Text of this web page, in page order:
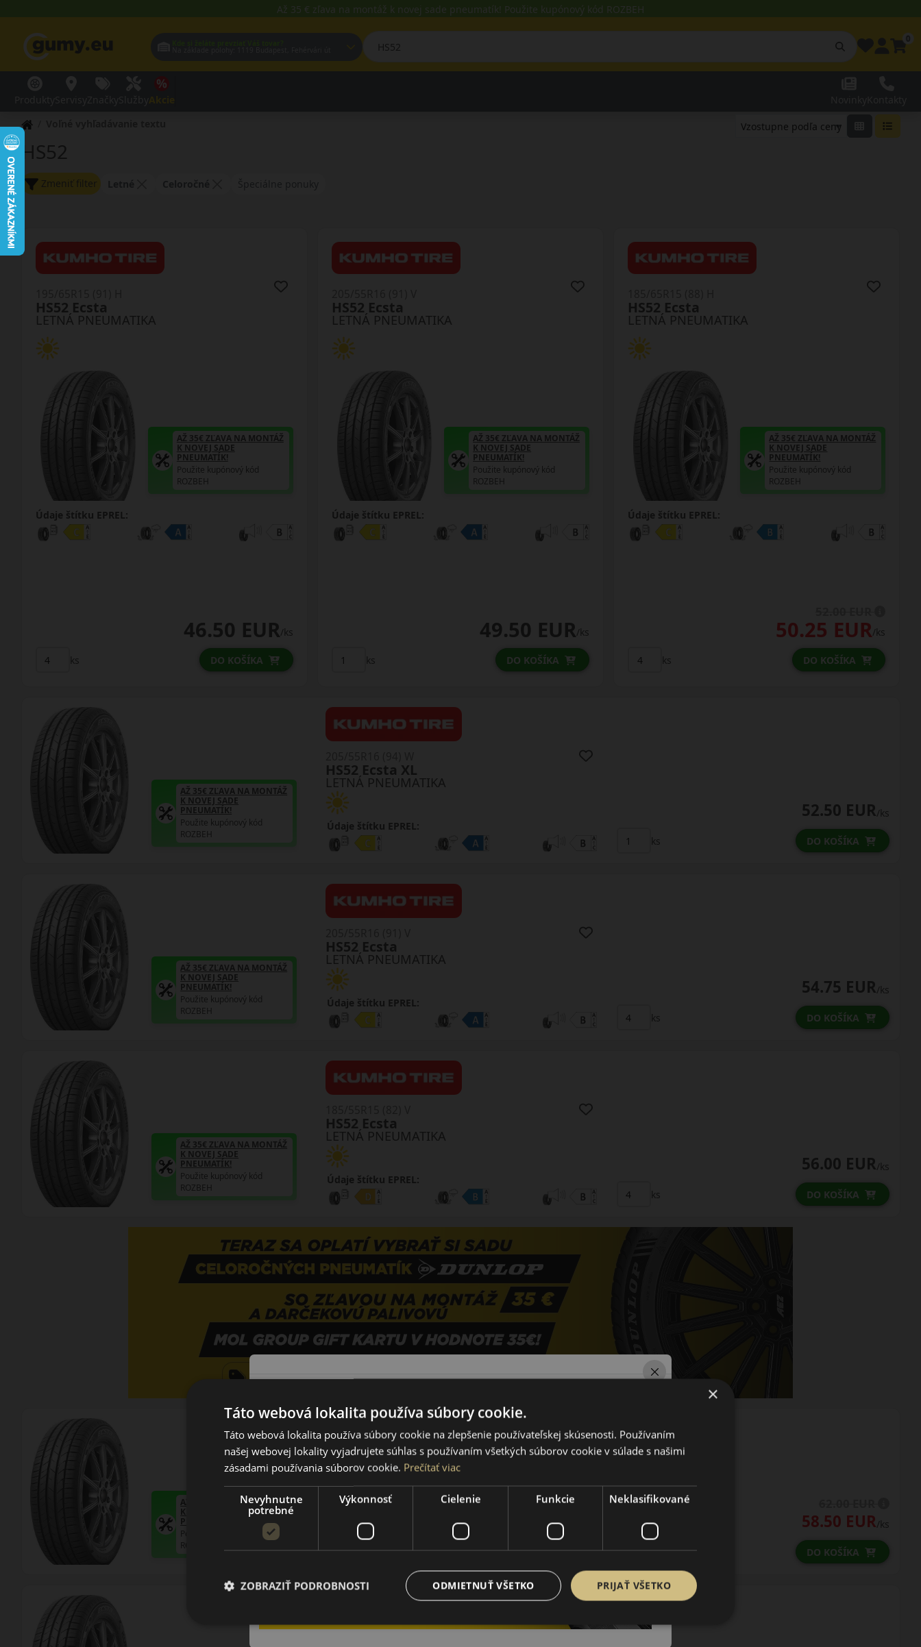
Až 35 € zľava na montáž k novej sade pneumatík! Použite kupónový kód ROZBEH
Na základe polohy:
HS52
Zmeniť filter
LETNÁ PNEUMATIKA
HS52 Ecsta
AŽ 35€ ZĽAVA NA MONTÁŽ
K NOVEJ SADE
PNEUMATÍK!
Použite kupónový kód
ROZBEH
Údaje štítku EPREL:
46.50 EUR/ks
ks DO KOŠÍKA
LETNÁ PNEUMATIKA
HS52 Ecsta
AŽ 35€ ZĽAVA NA MONTÁŽ
K NOVEJ SADE
PNEUMATÍK!
Použite kupónový kód
ROZBEH
Údaje štítku EPREL:
49.50 EUR/ks
ks DO KOŠÍKA
LETNÁ PNEUMATIKA
HS52 Ecsta
AŽ 35€ ZĽAVA NA MONTÁŽ
K NOVEJ SADE
PNEUMATÍK!
Použite kupónový kód
ROZBEH
Údaje štítku EPREL:
50.25 EUR/ks
ks DO KOŠÍKA
LETNÁ PNEUMATIKA
HS52 Ecsta XL
Údaje štítku EPREL:
AŽ 35€ ZĽAVA NA MONTÁŽ
K NOVEJ SADE
PNEUMATÍK!
Použite kupónový kód
ROZBEH
52.50 EUR/ks
ks DO KOŠÍKA
LETNÁ PNEUMATIKA
HS52 Ecsta
Údaje štítku EPREL:
AŽ 35€ ZĽAVA NA MONTÁŽ
K NOVEJ SADE
PNEUMATÍK!
Použite kupónový kód
ROZBEH
54.75 EUR/ks
ks DO KOŠÍKA
LETNÁ PNEUMATIKA
HS52 Ecsta
Údaje štítku EPREL:
AŽ 35€ ZĽAVA NA MONTÁŽ
K NOVEJ SADE
PNEUMATÍK!
Použite kupónový kód
ROZBEH
56.00 EUR/ks
ks DO KOŠÍKA
LETNÁ PNEUMATIKA
HS52 Ecsta
225/45R17 (91) W
Údaje štítku EPREL:
AŽ 35€ ZĽAVA NA MONTÁŽ
K NOVEJ SADE
PNEUMATÍK!
Použite kupónový kód
ROZBEH
58.50 EUR/ks
ks DO KOŠÍKA
×
Táto webová lokalita používa súbory cookie.
Táto webová lokalita používa súbory cookie na zlepšenie používateľskej skúsenosti. Používaním
našej webovej lokality vyjadrujete súhlas s používaním všetkých súborov cookie v súlade s našimi
zásadami používania súborov cookie. Prečítať viac
Nevyhnutne
potrebné
Výkonnosť Cielenie Funkcie Neklasifikované
PRIJAŤ VŠETKO
ODMIETNUŤ VŠETKO
ZOBRAZIŤ PODROBNOSTI